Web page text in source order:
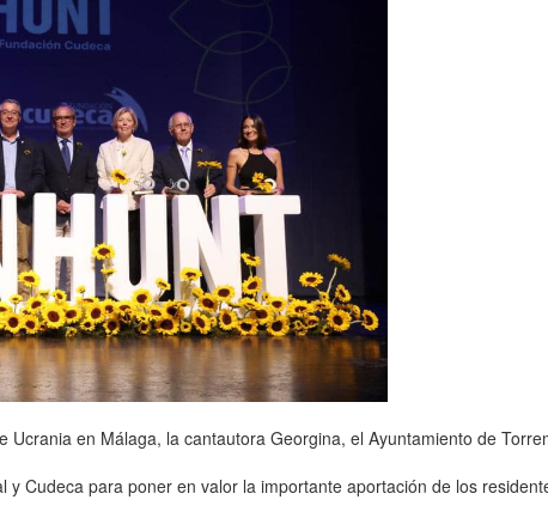
en Málaga, la cantautora Georgina, el Ayuntamiento de
Cudeca para poner en valor la importante aportación de los